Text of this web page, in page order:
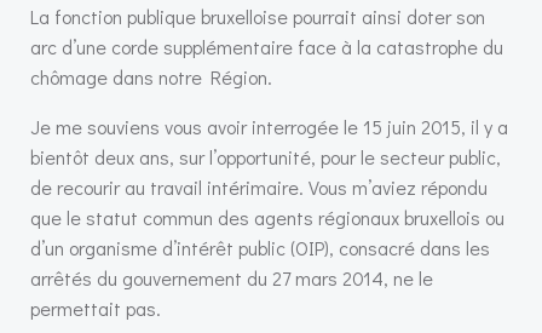
La fonction publique bruxelloise pourrait ainsi doter son
arc d’une corde supplémentaire face à la catastrophe du
chômage dans notre Région.
Je me souviens vous avoir interrogée le 15 juin 2015, il y a
bientôt deux ans, sur l’opportunité, pour le secteur public,
de recourir au travail intérimaire. Vous m’aviez répondu
que le statut commun des agents régionaux bruxellois ou
d’un organisme d’intérêt public (OIP), consacré dans les
arrêtés du gouvernement du 27 mars 2014, ne le
permettait pas.